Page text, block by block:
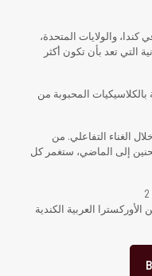
والولايات المتحدة،
التي تعد بأن تكون أكثر
المحبوبة من
الغناء التفاعلي. من
إلى الماضي، ستغمر كل